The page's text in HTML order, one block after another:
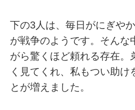
下の3人は、毎日がにぎや
が戦争のようです。そんな
がら驚くほど頼れる存在。
く見てくれ、私もつい助け
とが増えました。